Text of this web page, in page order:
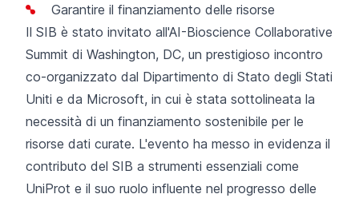
Garantire il finanziamento delle risorse
Il SIB è stato invitato all'AI-Bioscience Collaborative
Summit di Washington, DC, un prestigioso incontro
co-organizzato dal Dipartimento di Stato degli Stati
Uniti e da Microsoft, in cui è stata sottolineata la
necessità di un finanziamento sostenibile per le
risorse dati curate. L'evento ha messo in evidenza il
contributo del SIB a strumenti essenziali come
UniProt e il suo ruolo influente nel progresso delle